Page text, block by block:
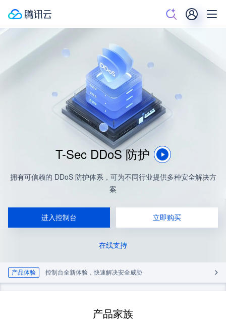
T-Sec DDoS 防护
拥有可信赖的 DDoS 防护体系，可为不同行业提供多种安全解决方
案
进入控制台 立即购买
在线支持
产品体验 控制台全新体验，快速解决安全威胁
产品家族